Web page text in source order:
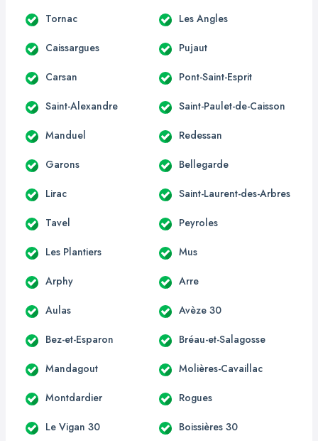
Tornac Les Angles
Caissargues Pujaut
Carsan Pont-Saint-Esprit
Saint-Alexandre Saint-Paulet-de-Caisson
Manduel Redessan
Garons Bellegarde
Lirac Saint-Laurent-des-Arbres
Tavel Peyroles
Les Plantiers Mus
Arphy Arre
Aulas Avèze 30
Bez-et-Esparon Bréau-et-Salagosse
Mandagout Molières-Cavaillac
Montdardier Rogues
Le Vigan 30 Boissières 30